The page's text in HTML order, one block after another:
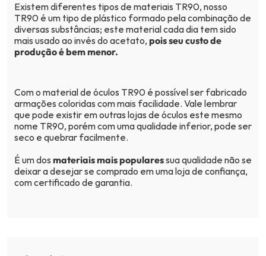
Existem diferentes tipos de materiais TR90, nosso
TR90 é um tipo de plástico formado pela combinação de
diversas substâncias; este material cada dia tem sido
mais usado ao invés do acetato, pois seu custo de
produção é bem menor.
Com o material de óculos TR90 é possível ser fabricado
armações coloridas com mais facilidade. Vale lembrar
que pode existir em outras lojas de óculos este mesmo
nome TR90, porém com uma qualidade inferior, pode ser
seco e quebrar facilmente.
É um dos materiais mais popularessua qualidade não se
deixar a desejar se comprado em uma loja de confiança,
com certificado de garantia.